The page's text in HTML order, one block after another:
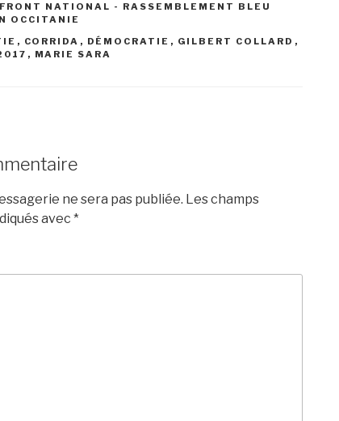
FRONT NATIONAL - RASSEMBLEMENT BLEU
OCCITANIE
, CORRIDA , DÉMOCRATIE , GILBERT COLLARD ,
, MARIE SARA
ne sera pas publiée. Les champs
avec *